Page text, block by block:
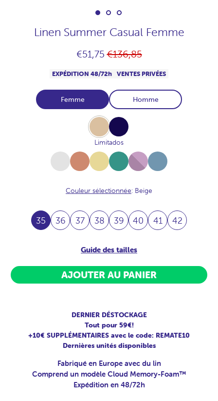
Linen Summer Casual Femme
€51,75Prix
€136,85
EXPÉDITION 48/72h VENTES PRIVÉES
Femme Homme
Beige Navy
Limitados
White Terracota Amarillo-
Toscana
Salvia Malva Denim
Couleur sélectionnée: Beige
35 36 37 38 39 40 41 42
Guide des tailles
AJOUTER AU PANIER
DERNIER DÉSTOCKAGE
Tout pour 59€!
+10€ SUPPLÉMENTAIRES avec le code: REMATE10
Dernières unités disponibles
Fabriqué en Europe avec du lin
Comprend un modèle Cloud Memory-Foam™
Expédition en 48/72h